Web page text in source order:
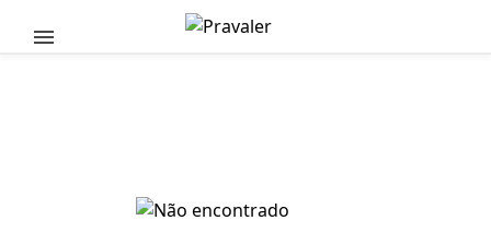
Pular para o conteúdo principal